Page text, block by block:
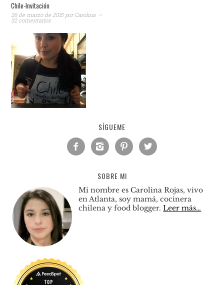
Chile-Invitación
26 de marzo de 2015porCarolina
32 comentarios
SÍGUEME
   
SOBRE MI
Mi nombre es Carolina Rojas, vivo
en Atlanta, soy mamá, cocinera
chilena y food blogger.Leer más…